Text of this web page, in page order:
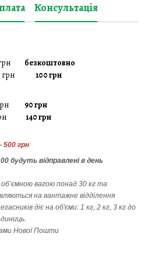
Консультація
грн безкоштовно
грн 100 грн
грн 90 грн
грн 140 грн
500 грн
будуть відправлені в день
об’ємною вагою понад 30 кг та
на вантажне відділення
діє на об'єми: 1 кг, 2 кг, 3 кг до
Нової Пошти